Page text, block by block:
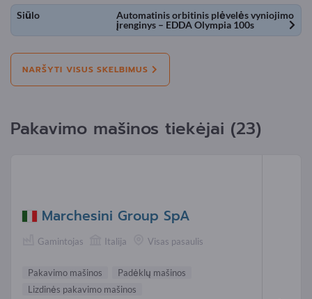
Siūlo
Automatinis orbitinis plėvelės vyniojimo
įrenginys – EDDA Olympia 100s
NARŠYTI VISUS SKELBIMUS
Pakavimo mašinos tiekėjai (23)
Marchesini Group SpA
Gamintojas Italija Visas pasaulis
Pakavimo mašinos
Padėklų mašinos
Lizdinės pakavimo mašinos